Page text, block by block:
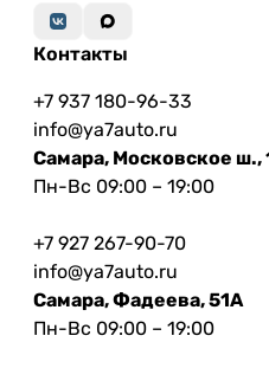
Контакты
+7 937 180-96-33
info@ya7auto.ru
Самара, Московское ш.,
Пн-Вс 09:00 – 19:00
+7 927 267-90-70
info@ya7auto.ru
Самара, Фадеева, 51А
Пн-Вс 09:00 – 19:00